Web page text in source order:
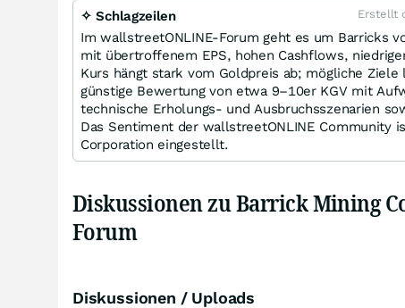
✧ Schlagzeilen Erstellt
Im wallstreetONLINE-Forum geht es um Barricks
mit übertroffenem EPS, hohen Cashflows,
Kurs hängt stark vom Goldpreis ab; mögliche
günstige Bewertung von etwa 9–10er KGV mit
technische Erholungs- und Ausbruchsszenarien
Das Sentiment der wallstreetONLINE Community
Corporation eingestellt.
Diskussionen zu Barrick Mining
Forum
Diskussionen / Uploads